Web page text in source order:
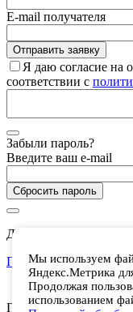
E-mail получателя
Я даю согласие на
соответствии с
Забыли пароль?
Введите ваш e-mail
Сбросить пароль
Дарим 5 000 баллов
Присоединиться
Присоединяйтесь к
Мы используем
Яндекс.Метрика
Продолжая
использованием